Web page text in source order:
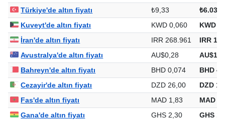
Türkiye'de altın fiyatı
₺9,33
Kuveyt'de altın fiyatı
KWD 0,060
KWD
İran'de altın fiyatı
IRR 268.961
IRR
Avustralya'de altın fiyatı
AU$0,28
Bahreyn'de altın fiyatı
BHD 0,074
BHD
Cezayir'de altın fiyatı
DZD 26,00
DZD
Fas'de altın fiyatı
MAD 1,83
MAD
Gana'de altın fiyatı
GHS 2,30
GHS